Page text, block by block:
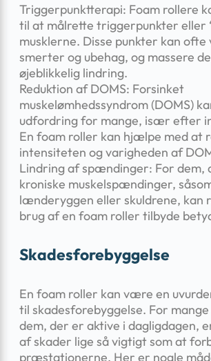
Triggerpunktterapi: Foam rollere
til at målrette triggerpunkter eller
musklerne. Disse punkter kan
smerter og ubehag, og massere
øjeblikkelig lindring.
Reduktion af DOMS: Forsinket
muskelømhedssyndrom (DOMS)
udfordring for mange, især efter
En foam roller kan hjælpe med at
intensiteten og varigheden af
Lindring af spændinger: For dem,
kroniske muskelspændinger,
lænderyggen eller skuldrene, kan
brug af en foam roller tilbyde
Skadesforebyggelse
En foam roller kan være en
til skadesforebyggelse. For
dem, der er aktive i dagligdagen,
af skader lige så vigtigt som at
præstationerne. Her er nogle